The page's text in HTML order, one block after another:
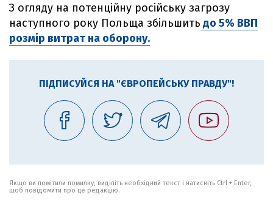
З огляду на потенційну російську загрозу
наступного року Польща збільшить до 5% ВВП
розмір витрат на оборону.
ПІДПИСУЙСЯ НА "ЄВРОПЕЙСЬКУ ПРАВДУ"!
Якщо ви помітили помилку, виділіть необхідний текст і натисніть Ctrl + Enter,
щоб повідомити про це редакцію.